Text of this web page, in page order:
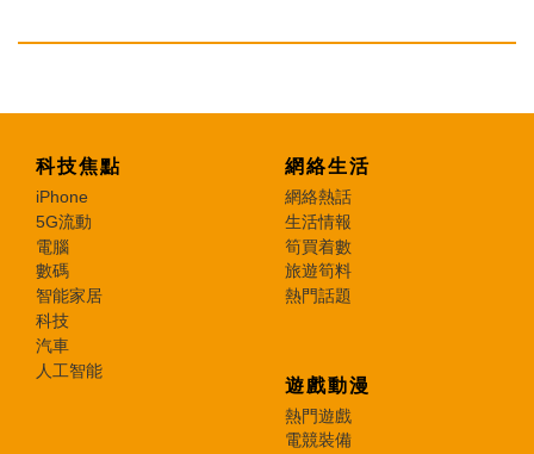
科技焦點
iPhone
5G流動
電腦
數碼
智能家居
科技
汽車
人工智能
網絡生活
網絡熱話
生活情報
筍買着數
旅遊筍料
熱門話題
遊戲動漫
熱門遊戲
電競裝備